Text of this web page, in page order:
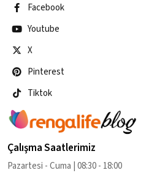
Facebook
Youtube
X
Pinterest
Tiktok
Çalışma Saatlerimiz
Pazartesi - Cuma | 08:30 - 18:00